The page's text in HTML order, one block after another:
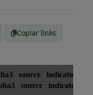
Copiar links